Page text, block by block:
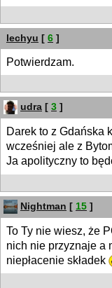
lechyu [ 6 ]
Potwierdzam.
udra [ 3 ]
Darek to z Gdańska
wcześniej ale z
Ja apolityczny to
Nightman [ 15 ]
To Ty nie wiesz, że
nich nie przyznaje a
niepłacenie składek